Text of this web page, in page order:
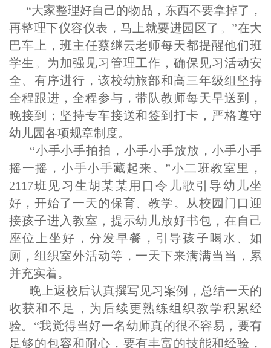
“大家整理好自己的物品，东西不要拿掉了，
再整理下仪容仪表，马上就要进园区了。”在大
巴车上，班主任蔡继云老师每天都提醒他们班
学生。为加强见习管理工作，确保见习活动安
全、 有序进行，该校幼旅部和高三年级组坚持
全程跟进，全程参与，带队教师每天早送到，
晚接到； 坚持专车接送和签到打卡， 严格遵守
幼儿园各项规章制度。
“小手小手拍拍，小手小手放放，小手小手
摇一摇，小手小手藏起来。 ”小二班教室里，
2117班见习生胡某某用口令儿歌引导幼儿坐
好，开始了一天的保育、教学。从校园门口迎
接孩子进入教室，提示幼儿放好书包，在自己
座位上坐好，分发早餐，引导孩子喝水、如
厕，组织室外活动等，一天下来满满当当，累
并充实着。
晚上返校后认真撰写见习案例，总结一天的
收获和不足，为后续更熟练组织教学积累经
验。 “我觉得当好一名幼师真的很不容易，要有
足够的包容和耐心，要有丰富的技能和经验，